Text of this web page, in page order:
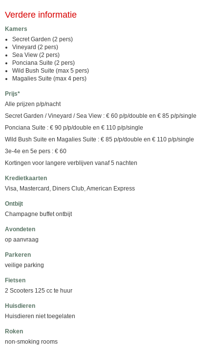
Verdere informatie
Kamers
Secret Garden (2 pers)
Vineyard (2 pers)
Sea View (2 pers)
Ponciana Suite (2 pers)
Wild Bush Suite (max 5 pers)
Magalies Suite (max 4 pers)
Prijs*
Alle prijzen p/p/nacht
Secret Garden / Vineyard / Sea View : € 60 p/p/double en € 85 p/p/single
Ponciana Suite : € 90 p/p/double en € 110 p/p/single
Wild Bush Suite en Magalies Suite : € 85 p/p/double en € 110 p/p/single
3e-4e en 5e pers : € 60
Kortingen voor langere verblijven vanaf 5 nachten
Kredietkaarten
Visa, Mastercard, Diners Club, American Express
Ontbijt
Champagne buffet ontbijt
Avondeten
op aanvraag
Parkeren
veilige parking
Fietsen
2 Scooters 125 cc te huur
Huisdieren
Huisdieren niet toegelaten
Roken
non-smoking rooms